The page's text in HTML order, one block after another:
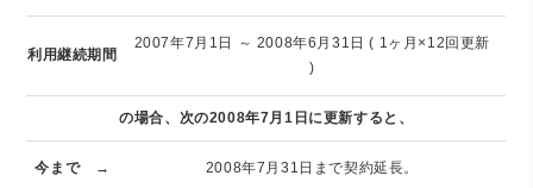
利用継続期間
2007年7月1日 ～ 2008年6月31日 ( 1ヶ月×12回更新
)
の場合、次の2008年7月1日に更新すると、
今まで → 2008年7月31日まで契約延長。